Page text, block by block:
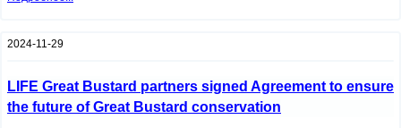
Great
Bustard
has
started
2024-11-29
LIFE Great Bustard partners signed Agreement to ensure
the future of Great Bustard conservation